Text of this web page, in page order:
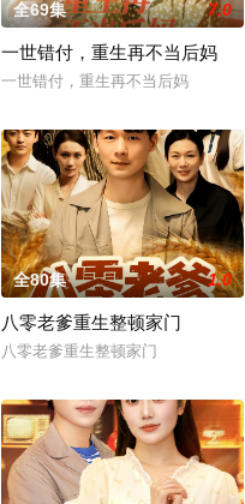
全69集 7.0
一世错付，重生再不当后妈
一世错付，重生再不当后妈
全80集 1.0
八零老爹重生整顿家门
八零老爹重生整顿家门